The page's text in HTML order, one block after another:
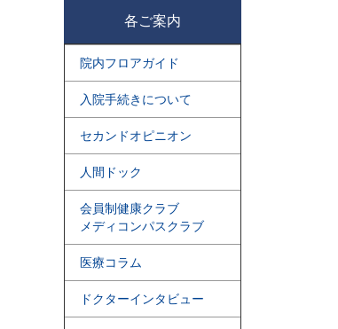
各ご案内
院内フロアガイド
入院手続きについて
セカンドオピニオン
人間ドック
会員制健康クラブ
メディコンパスクラブ
医療コラム
ドクターインタビュー